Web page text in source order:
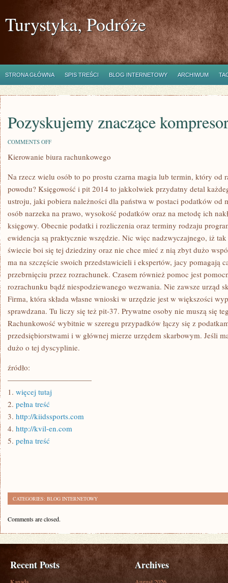
Turystyka, Podróże
STRONA GŁÓWNA SPIS TREŚCI BLOG INTERNETOWY ARCHIWUM
Pozyskujemy znaczące
COMMENTS OFFON
ZNACZĄCE
Kierowanie biura rachunkowego
Na rzecz wielu osób to po prostu czarna magia lub termin, który od
powodu? Księgowość i pit 2014 to jakkolwiek przydatny detal
ustroju, jaki pobiera należności dla państwa w postaci podatków od
osób narzeka na prawo, wysokość podatków oraz na metodę ich
księgowy. Obecnie podatki i rozliczenia oraz terminy rodzaju
ewidencja są praktycznie wszędzie. Nic więc nadzwyczajnego, iż
świecie boi się tej dziedziny oraz nie chce mieć z nią zbyt dużo
ma na szczęście swoich przedstawicieli i ekspertów, jacy pomagają
przebrnięciu przez rozrachunek. Czasem również pomoc jest
rozrachunku bądź niespodziewanego wezwania. Nie zawsze urząd
Firma, która składa własne wnioski w urzędzie jest w większości
sprawdzana. Tu liczy się też pit-37. Prywatne osoby nie muszą się
Rachunkowość wybitnie w szeregu przypadków łączy się z
przedsiębiorstwami i w głównej mierze urzędem skarbowym. Jeśli
dużo o tej dyscyplinie.
źródło:
———————————
1. więcej tutaj
2. pełna treść
3. http://kiidssports.com
4. http://kvil-en.com
5. pełna treść
CATEGORIES: BLOG INTERNETOWY
Comments are closed.
Recent Posts Archives